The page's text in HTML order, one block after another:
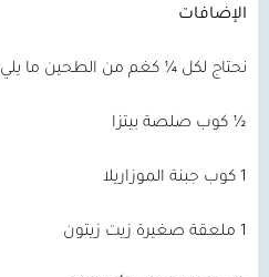
الإضافات
نحتاج لكل ¼ كغم من الطحين ما يلي
½ كوب صلصة بيتزا
1 كوب جبنة الموزاريلا
1 ملعقة صغيرة زيت زيتون